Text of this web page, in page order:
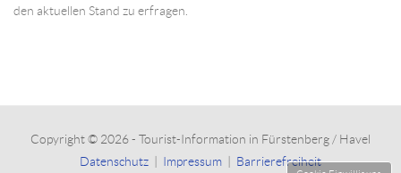
den aktuellen Stand zu erfragen.
Copyright © 2026 - Tourist-Information in Fürstenberg / Havel
Datenschutz
Impressum Barrierefreiheit